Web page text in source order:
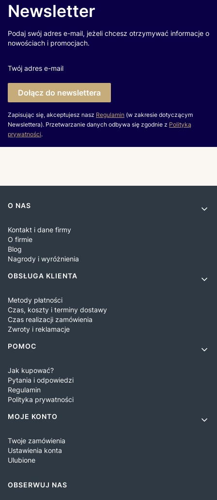
Newsletter
Podaj swój adres e-mail, jeżeli chcesz otrzymywać informacje o
nowościach i promocjach.
Twój adres e-mail
Dołącz do newslettera
Zapisując się, akceptujesz nasz Regulamin (w zakresie dotyczącym
Newslettera). Przetwarzanie danych odbywa się zgodnie z Polityką
prywatności.
Linki w stopce
O NAS
Kontakt i dane firmy
O firmie
Blog
Nagrody i wyróżnienia
OBSŁUGA KLIENTA
Metody płatności
Czas, koszty i terminy dostawy
Czas realizacji zamówienia
Zwroty i reklamacje
POMOC
Jak kupować?
Pytania i odpowiedzi
Regulamin
Polityka prywatności
MOJE KONTO
Twoje zamówienia
Ustawienia konta
Ulubione
OBSERWUJ NAS